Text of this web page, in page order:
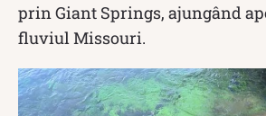
prin Giant Springs, ajungând
fluviul Missouri.